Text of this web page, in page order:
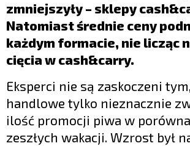
zmniejszyły – sklepy
Natomiast średnie ceny
każdym formacie, nie licząc
cięcia w cash&carry.
Eksperci nie są zaskoczeni
handlowe tylko nieznacznie
ilość promocji piwa w
zeszłych wakacji. Wzrost był